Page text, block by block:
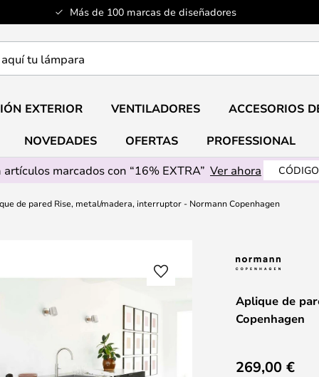
Más de 100 marcas de diseñadores
EXTERIOR VENTILADORES ACCESORIOS
NOVEDADES OFERTAS
PROFESSIONAL
artículos marcados con “16% EXTRA” Ver ahora
de pared Rise, metal/madera, interruptor - Normann Copenhagen
Aplique de
Copenhagen
269,00 €